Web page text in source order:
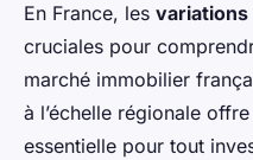
Alexis•22 février 2025•5
En France, les variations
cruciales pour
marché immobilier
à l’échelle régionale
essentielle pour tout